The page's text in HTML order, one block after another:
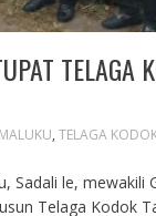
TELAGA
, TELAGA
Sadali le, mewakili
Telaga Kodok